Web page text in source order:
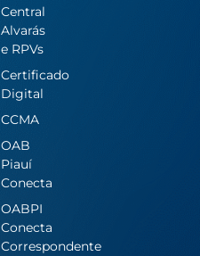
Central
Alvarás
e RPVs
Certificado
Digital
CCMA
OAB
Piauí
Conecta
OABPI
Conecta
Correspondente